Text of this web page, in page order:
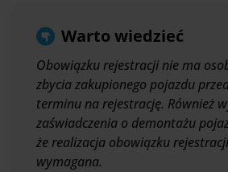
Warto wiedzieć
Obowiązku rejestracji nie ma
zbycia zakupionego pojazdu
terminu na rejestrację. Również
zaświadczenia o demontażu
że realizacja obowiązku
wymagana.